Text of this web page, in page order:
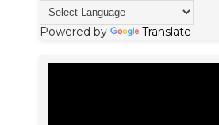
Powered by Translate